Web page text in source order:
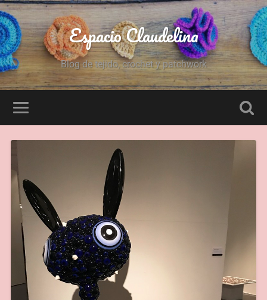
Espacio Claudelina
Blog de tejido, crochet y patchwork